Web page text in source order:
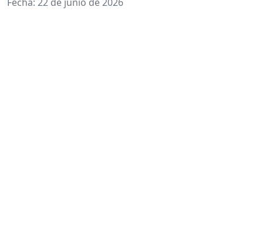
Fecha: 22 de junio de 2026